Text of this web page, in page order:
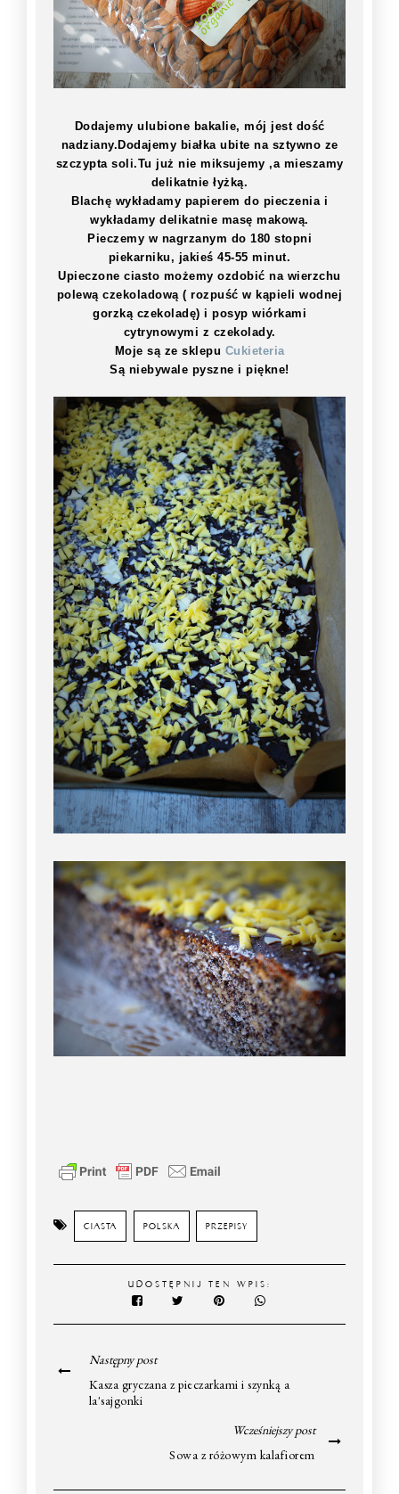
Dodajemy ulubione bakalie, mój jest dość
nadziany.Dodajemy białka ubite na sztywno ze
szczypta soli.Tu już nie miksujemy ,a mieszamy
delikatnie łyżką.
Blachę wykładamy papierem do pieczenia i
wykładamy delikatnie masę makową.
Pieczemy w nagrzanym do 180 stopni
piekarniku, jakieś 45-55 minut.
Upieczone ciasto możemy ozdobić na wierzchu
polewą czekoladową ( rozpuść w kąpieli wodnej
gorzką czekoladę) i posyp wiórkami
cytrynowymi z czekolady.
Moje są ze sklepu Cukieteria
Są niebywale pyszne i piękne!
CIASTA POLSKA PRZEPISY
UDOSTĘPNIJ TEN WPIS:
Następny post
Kasza gryczana z pieczarkami i szynką a
la'sajgonki
Wcześniejszy post
Sowa z różowym kalafiorem